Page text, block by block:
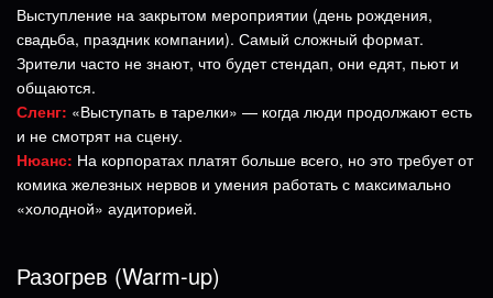
Выступление на закрытом мероприятии (день рождения,
свадьба, праздник компании). Самый сложный формат.
Зрители часто не знают, что будет стендап, они едят, пьют и
общаются.
Сленг: «Выступать в тарелки» — когда люди продолжают есть
и не смотрят на сцену.
Нюанс: На корпоратах платят больше всего, но это требует от
комика железных нервов и умения работать с максимально
«холодной» аудиторией.
Разогрев (Warm-up)